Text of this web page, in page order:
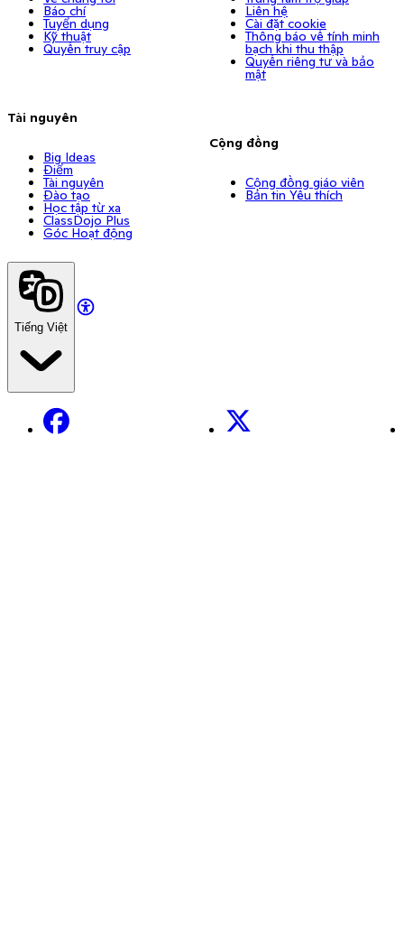
Báo chí
Tuyển dụng
Kỹ thuật
Quyền truy cập
Tài nguyên
Big Ideas
Điểm
Tài nguyên
Đào tạo
Học tập từ xa
ClassDojo Plus
Góc Hoạt động
Liên hệ
Cài đặt cookie
Thông báo về tính minh
bạch khi thu thập
Quyền riêng tư và bảo
mật
Cộng đồng
Cộng đồng giáo viên
Bản tin Yêu thích
Tiếng Việt
Facebook X